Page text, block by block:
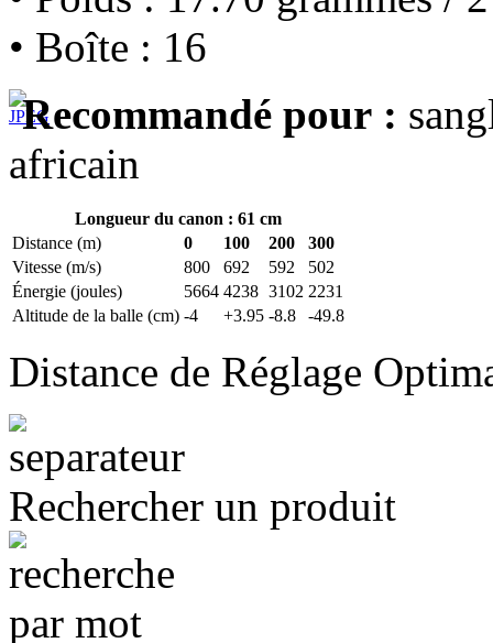
• Boîte : 16
Recommandé pour :
africain
Longueur du canon : 61 cm
Distance (m)
0 100 200
300
Vitesse (m/s)
800 692 592
502
Énergie (joules)
5664 4238 3102 2231
Altitude de la balle (cm) -4 +3.95 -8.8 -49.8
Distance de Réglage
Rechercher un produit